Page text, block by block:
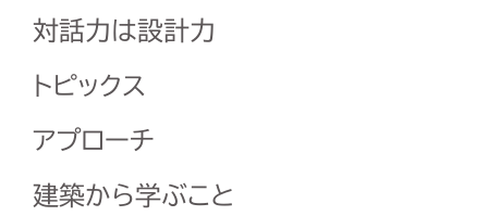
対話力は設計力
トピックス
アプローチ
建築から学ぶこと